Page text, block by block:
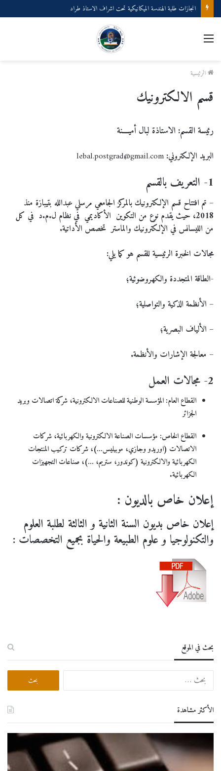
انجازات طلبة الهندسة الميكانيكية تحت اشراف الاستاذ طراد
القائمة
الرئيسية
قسم الالكترونيك
رئيسة القسم: الاستاذة لبال أميــــنة
البريد الإلكتروني:
1- التعريف بالقسم
– تم افتتاح قسم الإلكترونيك بالمركز الجامعي مرسلي عبدالله بتيبازة منذ
2018، حيث يقدم نوع من التكوين الأكاديمي في نظام ل.م.د في كل
من الليسانس في الإلكترونيك والماستر تخصص الأداتية.
مجالات الخبرة الرئيسية للقسم هو كما يلي:
-الطاقة المتجددة والكهروضوئية؛
– الأنظمة الذكية والتواصلية؛
– الألياف البصرية؛
– معالجة الإشارات والأنظمة.
2- مجالات العمل
القطاع العام: المؤسسة الوطنية للصناعات الالكترونية، شركة اتصالات وبريد
الجزائر
القطاع الخاص: مؤسسات الصناعة الالكترونية والكهربائية، شركات
الاتصالات (اوريدو وجازي، موبيليس…)، شركات تركيب المنتجات
الكهربائية والالكترونية (كوندور، ستريم، …)، صناعات التجهيزات
الكهربائية.
إعلان خاص بالديون :
إعلان خاص بديون السنة الثانية و الثالثة لطلبة العلوم
والتكنولوجيا و علوم الطبيعة والحياة بجميع التخصصات :
بحث في الموقع
البحث
الأكثر مشاهدة